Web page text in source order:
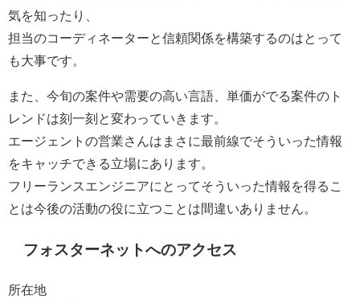
気を知ったり、
担当のコーディネーターと信頼関係を構築するのはとって
も大事です。
また、今旬の案件や需要の高い言語、単価がでる案件のト
レンドは刻一刻と変わっていきます。
エージェントの営業さんはまさに最前線でそういった情報
をキャッチできる立場にあります。
フリーランスエンジニアにとってそういった情報を得るこ
とは今後の活動の役に立つことは間違いありません。
フォスターネットへのアクセス
所在地